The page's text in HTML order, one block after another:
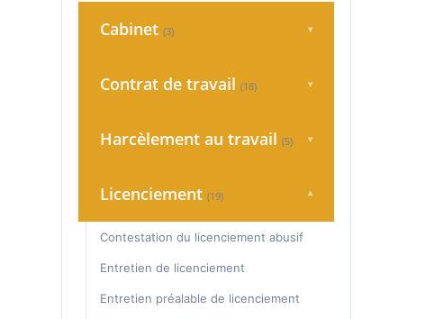
Cabinet (3) ▾
Honoraires
Contrat de travail (18) ▾
Auto-entrepreneur
Durée de travail & Heures
supplémentaires
Entretien professionnel annuel
Fiche de paie
Harcèlement au travail (5) ▾
De Prud’hommes
moral
Licenciement (19) ▾
Contestation du licenciement abusif
Entretien de licenciement
Entretien préalable de licenciement